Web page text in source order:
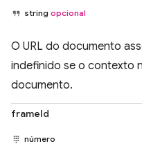
string opcional
O URL do documento
indefinido se o contexto
documento.
frameId
número